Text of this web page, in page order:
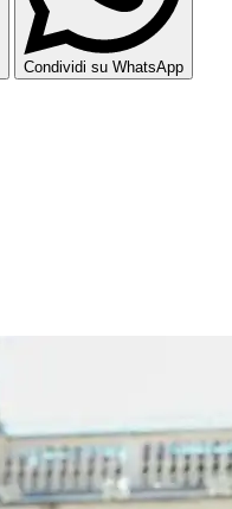
Condividi su WhatsApp